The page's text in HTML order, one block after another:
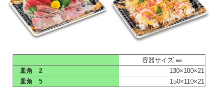
容器サイズ ㎜
皿角 2
130×100×21
皿角 5
150×110×21